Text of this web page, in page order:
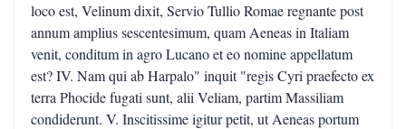
loco est, Velinum dixit, Servio Tullio Romae regnante post
annum amplius sescentesimum, quam Aeneas in Italiam
venit, conditum in agro Lucano et eo nomine appellatum
est? IV. Nam qui ab Harpalo" inquit "regis Cyri praefecto ex
terra Phocide fugati sunt, alii Veliam, partim Massiliam
condiderunt. V. Inscitissime igitur petit, ut Aeneas portum